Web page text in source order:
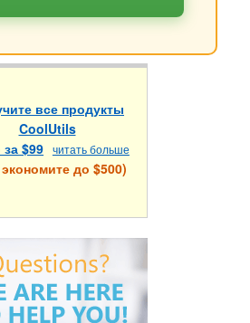
все продукты
CoolUtils
за $99 читать больше
до $500)